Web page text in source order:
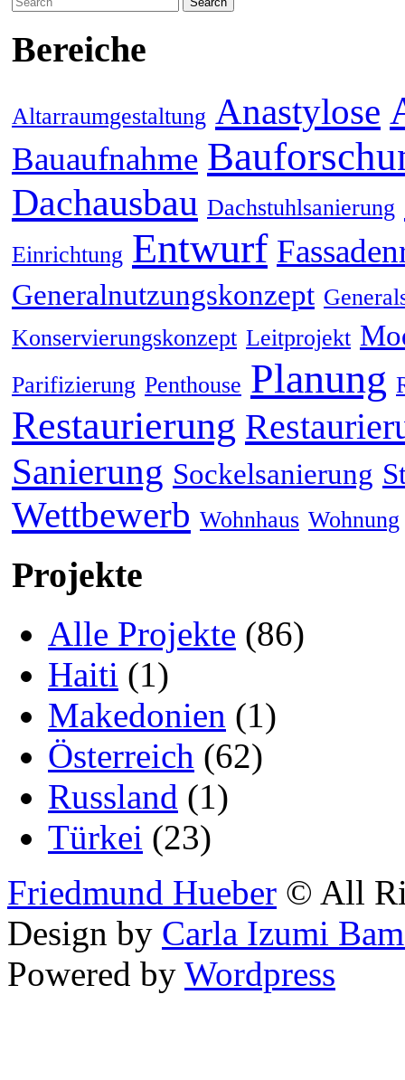
for:
Bereiche
Altarraumgestaltung Anastylose
Bauaufnahme
Dachausbau Dachstuhlsanierung
Einrichtung Entwurf
Generalnutzungskonzept
Konservierungskonzept Leitprojekt
Parifizierung Penthouse Planung
Restaurierung
Sanierung Sockelsanierung
Wettbewerb Wohnhaus Wohnung
Projekte
Alle Projekte (86)
Haiti (1)
Makedonien (1)
Österreich (62)
Russland (1)
Türkei (23)
Friedmund Hueber © All
Design by Carla Izumi
Powered by Wordpress